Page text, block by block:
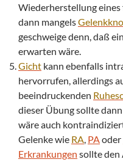
Wiederherstellung
dann mangels
geschweige denn, daß
erwarten wäre.
Gicht kann ebenfalls
hervorrufen, allerdings
beeindruckenden
dieser Übung sollte
wäre auch
Gelenke wie RA, PAoder
Erkrankungen sollte den